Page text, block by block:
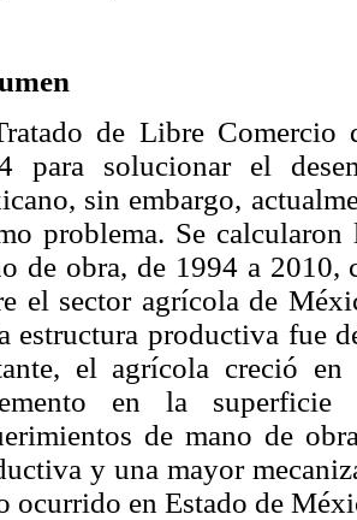
de Libre Comercio
para solucionar el
sin embargo,
problema. Se
de obra, de 1994 a
el sector agrícola de
estructura productiva fue
el agrícola creció
en la
de mano de
y una mayor
ocurrido en Estado de